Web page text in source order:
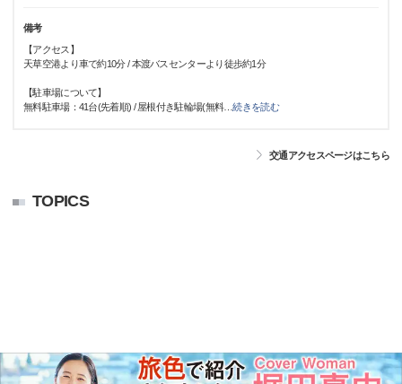
備考
【アクセス】
天草空港より車で約10分 / 本渡バスセンターより徒歩約1分
【駐車場について】
無料駐車場：41台(先着順) / 屋根付き駐輪場(無料…続きを読む
交通アクセスページはこちら
TOPICS